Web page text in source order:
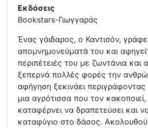
Εκδόσεις
Bookstars-Γιωγγαράς
Ένας γάιδαρος, ο Καντισόν,
απομνημονεύματά του και
περιπέτειές του με ζωντάνια και
ξεπερνά πολλές φορές την
αφήγηση ξεκινάει
μια αγρότισσα που τον
καταφέρνει να δραπετεύσει και
καταφύγιο στο δάσος.